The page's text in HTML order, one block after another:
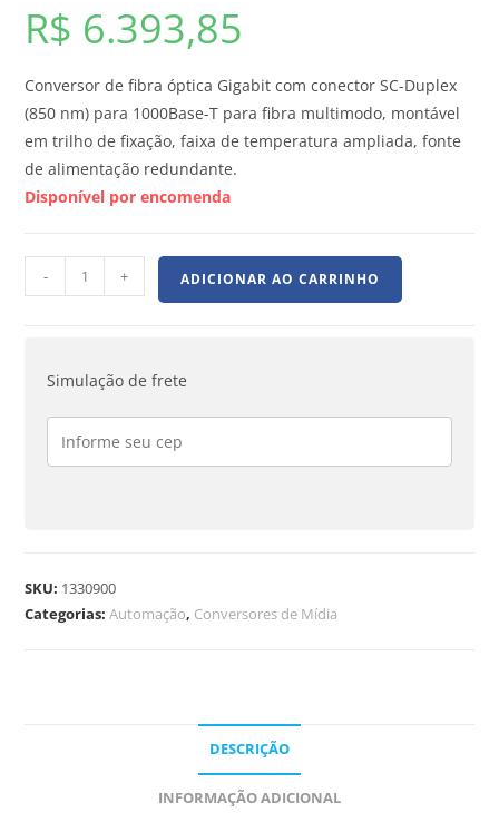
R$ 6.393,85
Conversor de fibra óptica Gigabit com conector SC-Duplex
(850 nm) para 1000Base-T para fibra multimodo, montável
em trilho de fixação, faixa de temperatura ampliada, fonte
de alimentação redundante.
Disponível por encomenda
- + ADICIONAR AO CARRINHO
Simulação de frete
SKU: 1330900
Categorias:Automação, Conversores de Mídia
DESCRIÇÃO
INFORMAÇÃO ADICIONAL